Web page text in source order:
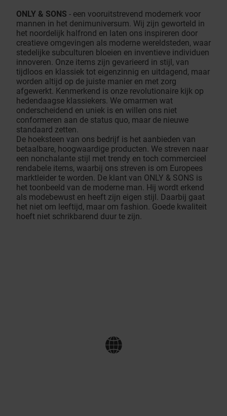
ONLY & SONS - een vooruitstrevend modemerk voor
mannen in het denimuniversum. Wij zijn geworteld in
het noordelijk halfrond en laten ons inspireren door
creatieve omgevingen als moderne wereldsteden, waar
stedelijke subculturen bloeien en inventieve individuen
innoveren. Onze items zijn gevarieerd in stijl, van
tijdloos en klassiek tot eigenzinnig en uitdagend, maar
worden altijd op de juiste manier en met zorg
afgewerkt. Kenmerkend is onze revolutionaire kijk op
hedendaagse klassiekers. We omarmen wat
onderscheidend en uniek is en willen ons niet
conformeren aan de status quo, maar de nieuwe
standaard zetten.
De hoeksteen van ons bedrijf is het aanbieden van
betaalbare, hoogwaardige producten. We streven naar
een nonchalante stijl met trendy en toch commercieel
rendabele items, waarbij ons streven is om Europees
marktleider te worden. De klant van ONLY & SONS is
het toonbeeld van de moderne man. Hij wordt erkend
als modebewust en heeft zijn eigen stijl. Daarbij gaat
het niet om leeftijd, maar om fashion. Goede kwaliteit
hoeft niet schrikbarend duur te zijn.